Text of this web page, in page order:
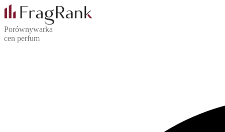
Porównywarka
cen perfum